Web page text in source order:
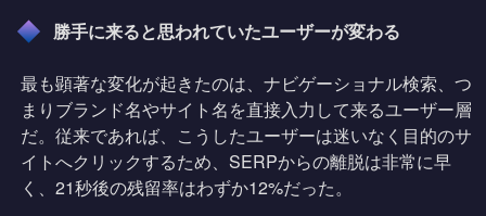
勝手に来ると思われていたユーザーが変わる
最も顕著な変化が起きたのは、ナビゲーショナル検索、つ
まりブランド名やサイト名を直接入力して来るユーザー層
だ。従来であれば、こうしたユーザーは迷いなく目的のサ
イトへクリックするため、SERPからの離脱は非常に早
く、21秒後の残留率はわずか12%だった。